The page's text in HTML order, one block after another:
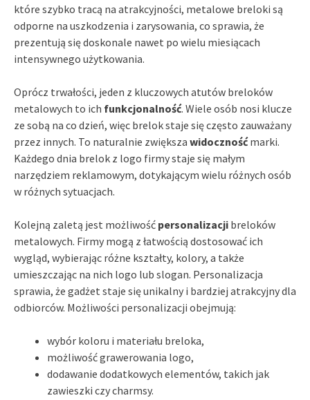
które szybko tracą na atrakcyjności, metalowe breloki są
odporne na uszkodzenia i zarysowania, co sprawia, że
prezentują się doskonale nawet po wielu miesiącach
intensywnego użytkowania.
Oprócz trwałości, jeden z kluczowych atutów breloków
metalowych to ich funkcjonalność. Wiele osób nosi klucze
ze sobą na co dzień, więc brelok staje się często zauważany
przez innych. To naturalnie zwiększa widocznośćmarki.
Każdego dnia brelok z logo firmy staje się małym
narzędziem reklamowym, dotykającym wielu różnych osób
w różnych sytuacjach.
Kolejną zaletą jest możliwość personalizacji breloków
metalowych. Firmy mogą z łatwością dostosować ich
wygląd, wybierając różne kształty, kolory, a także
umieszczając na nich logo lub slogan. Personalizacja
sprawia, że gadżet staje się unikalny i bardziej atrakcyjny dla
odbiorców. Możliwości personalizacji obejmują:
wybór koloru i materiału breloka,
możliwość grawerowania logo,
dodawanie dodatkowych elementów, takich jak
zawieszki czy charmsy.